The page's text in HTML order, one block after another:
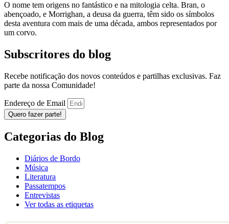
O nome tem origens no fantástico e na mitologia celta. Bran, o
abençoado, e Morrighan, a deusa da guerra, têm sido os símbolos
desta aventura com mais de uma década, ambos representados por
um corvo.
Subscritores do blog
Recebe notificação dos novos conteúdos e partilhas exclusivas. Faz
parte da nossa Comunidade!
Endereço de Email
Quero fazer parte!
Categorias do Blog
Diários de Bordo
Música
Literatura
Passatempos
Entrevistas
Ver todas as etiquetas